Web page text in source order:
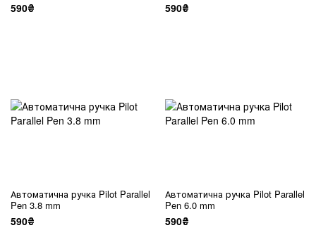
590₴ 590₴
Автоматична ручка Pilot Parallel
Pen 3.8 mm
590₴
Автоматична ручка Pilot Parallel
Pen 6.0 mm
590₴